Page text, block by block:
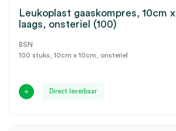
Leukoplast gaaskompres, 10cm
laags, onsteriel (100)
BSN
100 stuks, 10cm x 10cm, onsteriel
Direct leverbaar